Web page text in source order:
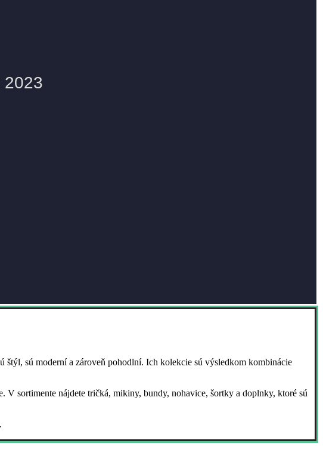
sú moderní a zároveň pohodlní. Ich kolekcie sú výsledkom kombinácie
sortimente nájdete tričká, mikiny, bundy, nohavice, šortky a doplnky, ktoré sú